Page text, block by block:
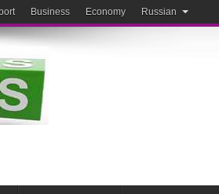
Business Economy Russian